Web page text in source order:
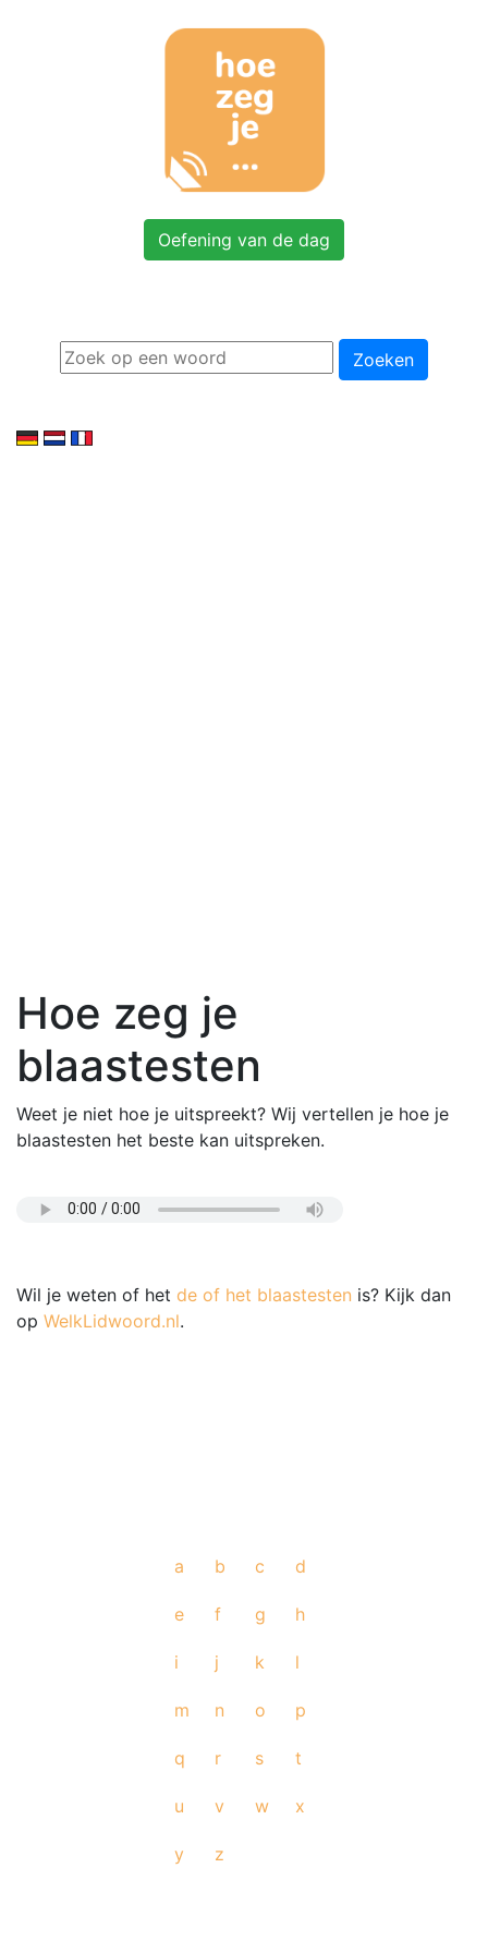
Oefening van de dag
Zoeken
Hoe zeg je
blaastesten
Weet je niet hoe je uitspreekt? Wij vertellen je hoe je
blaastesten het beste kan uitspreken.
Wil je weten of het de of het blaastesten is? Kijk dan
op WelkLidwoord.nl.
a b c d
e f g h
i j k l
m n o p
q r s t
u v w x
y z